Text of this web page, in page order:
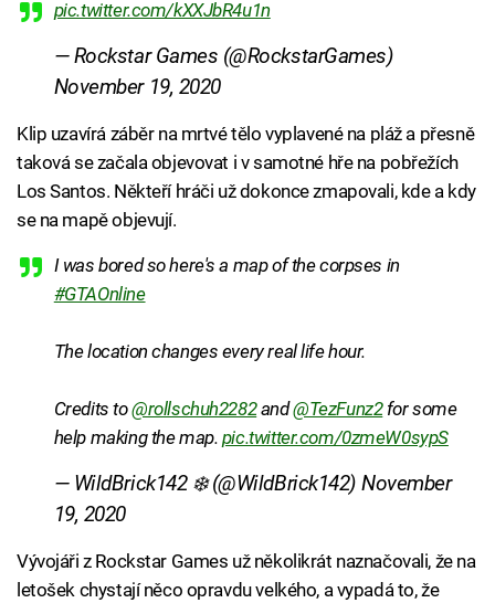
pic.twitter.com/kXXJbR4u1n
— Rockstar Games (@RockstarGames)
November 19, 2020
Klip uzavírá záběr na mrtvé tělo vyplavené na pláž a přesně
taková se začala objevovat i v samotné hře na pobřežích
Los Santos. Někteří hráči už dokonce zmapovali, kde a kdy
se na mapě objevují.
I was bored so here's a map of the corpses in
#GTAOnline
The location changes every real life hour.
Credits to@rollschuh2282and@TezFunz2for some
help making the map. pic.twitter.com/0zmeW0sypS
— WildBrick142 ❄️ (@WildBrick142)November
19, 2020
Vývojáři z Rockstar Games už několikrát naznačovali, že na
letošek chystají něco opravdu velkého, a vypadá to, že